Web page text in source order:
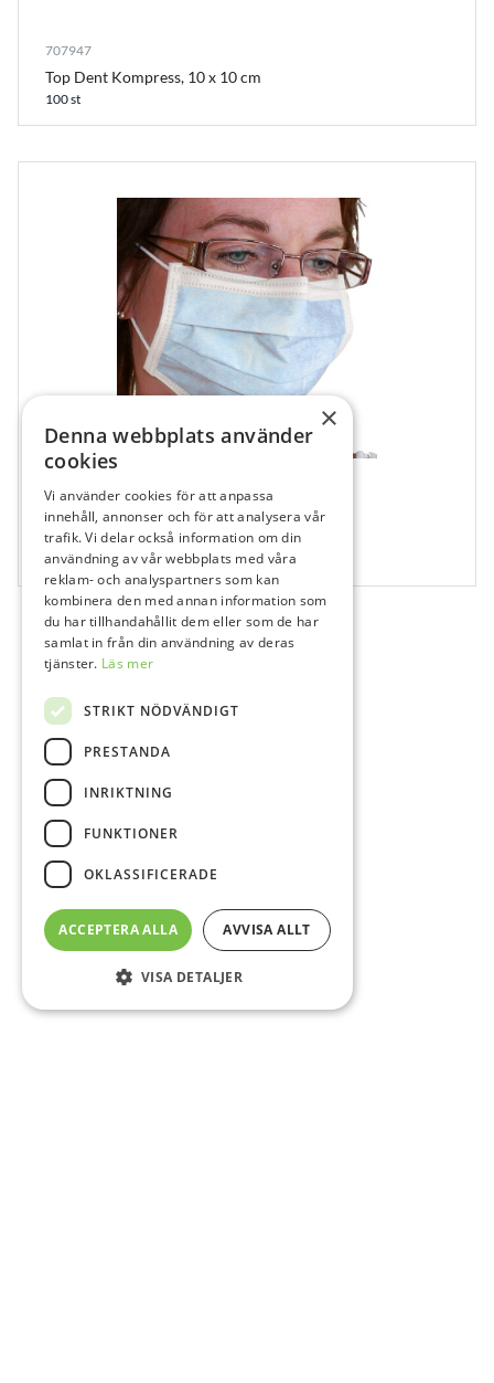
707947
Top Dent Kompress, 10 x 10 cm
100 st
700050
Top Dent Munskydd Blå med näsklämma
50 st
×
Denna webbplats använder
cookies
Vi använder cookies för att anpassa
innehåll, annonser och för att analysera vår
trafik. Vi delar också information om din
användning av vår webbplats med våra
reklam- och analyspartners som kan
kombinera den med annan information som
du har tillhandahållit dem eller som de har
samlat in från din användning av deras
tjänster. Läs mer
STRIKT NÖDVÄNDIGT
PRESTANDA
INRIKTNING
FUNKTIONER
OKLASSIFICERADE
ACCEPTERA ALLA AVVISA ALLT
VISA DETALJER